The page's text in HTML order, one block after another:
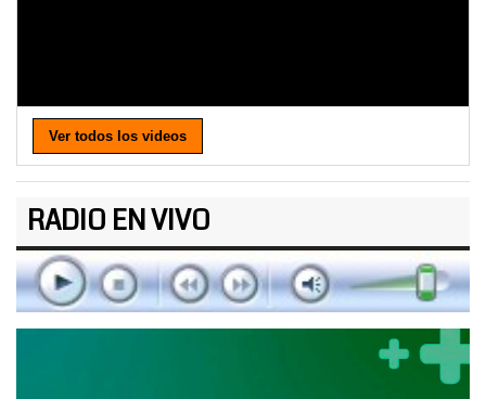
Ver todos los videos
RADIO EN VIVO